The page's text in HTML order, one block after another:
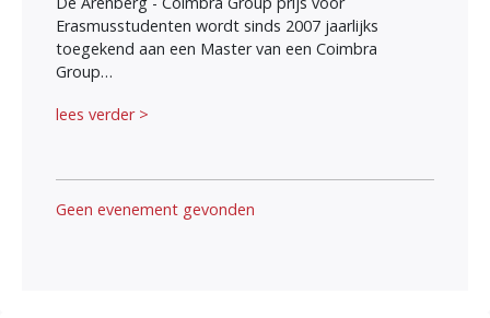
Erasmusstudenten wordt sinds 2007 jaarlijks
toegekend aan een Master van een Coimbra
Group…
lees verder >
Geen evenement gevonden